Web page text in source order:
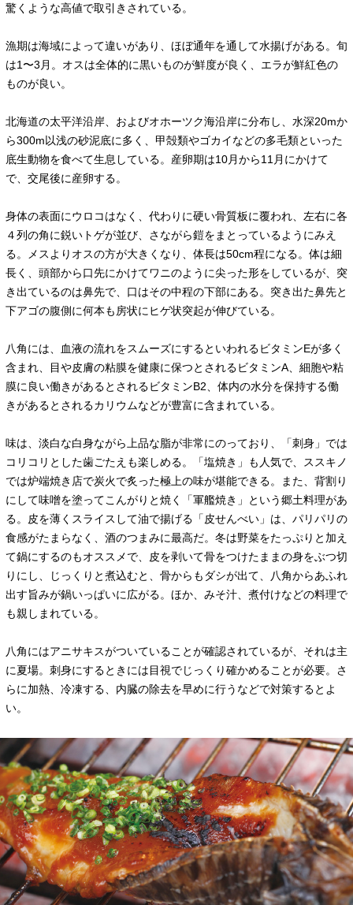
驚くような高値で取引きされている。
漁期は海域によって違いがあり、ほぼ通年を通して水揚げがある。旬
は1〜3月。オスは全体的に黒いものが鮮度が良く、エラが鮮紅色の
ものが良い。
北海道の太平洋沿岸、およびオホーツク海沿岸に分布し、水深20mか
ら300m以浅の砂泥底に多く、甲殻類やゴカイなどの多毛類といった
底生動物を食べて生息している。産卵期は10月から11月にかけて
で、交尾後に産卵する。
身体の表面にウロコはなく、代わりに硬い骨質板に覆われ、左右に各
４列の角に鋭いトゲが並び、さながら鎧をまとっているようにみえ
る。メスよりオスの方が大きくなり、体長は50cm程になる。体は細
長く、頭部から口先にかけてワニのように尖った形をしているが、突
き出ているのは鼻先で、口はその中程の下部にある。突き出た鼻先と
下アゴの腹側に何本も房状にヒゲ状突起が伸びている。
八角には、血液の流れをスムーズにするといわれるビタミンEが多く
含まれ、目や皮膚の粘膜を健康に保つとされるビタミンA、細胞や粘
膜に良い働きがあるとされるビタミンB2、体内の水分を保持する働
きがあるとされるカリウムなどが豊富に含まれている。
味は、淡白な白身ながら上品な脂が非常にのっており、「刺身」では
コリコリとした歯ごたえも楽しめる。「塩焼き」も人気で、ススキノ
では炉端焼き店で炭火で炙った極上の味が堪能できる。また、背割り
にして味噌を塗ってこんがりと焼く「軍艦焼き」という郷土料理があ
る。皮を薄くスライスして油で揚げる「皮せんべい」は、パリパリの
食感がたまらなく、酒のつまみに最高だ。冬は野菜をたっぷりと加え
て鍋にするのもオススメで、皮を剥いて骨をつけたままの身をぶつ切
りにし、じっくりと煮込むと、骨からもダシが出て、八角からあふれ
出す旨みが鍋いっぱいに広がる。ほか、みそ汁、煮付けなどの料理で
も親しまれている。
八角にはアニサキスがついていることが確認されているが、それは主
に夏場。刺身にするときには目視でじっくり確かめることが必要。さ
らに加熱、冷凍する、内臓の除去を早めに行うなどで対策するとよ
い。